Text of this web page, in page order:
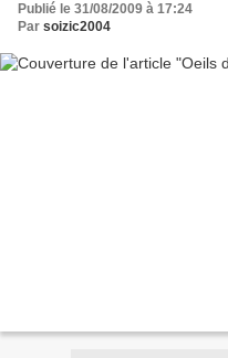
Publié le 31/08/2009 à 17:24
Par soizic2004